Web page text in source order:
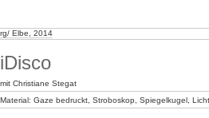
Elbe, 2014
iDisco
mit Christiane Stegat
Material: Gaze bedruckt, Stroboskop, Spiegelkugel, Licht